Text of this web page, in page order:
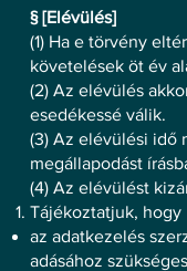
§ [Elévülés]
(1) Ha e törvény
követelések öt év
(2) Az elévülés
esedékessé válik.
(3) Az elévülési idő
megállapodást
(4) Az elévülést
Tájékoztatjuk, hogy
az adatkezelés
adásához